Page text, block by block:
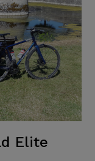
Elite